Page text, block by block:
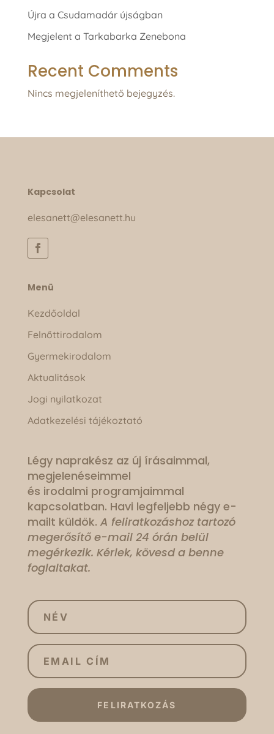
Újra a Csudamadár újságban
Megjelent a Tarkabarka Zenebona
Recent Comments
Nincs megjeleníthető bejegyzés.
Kapcsolat
elesanett@elesanett.hu
Menü
Kezdőoldal
Felnőttirodalom
Gyermekirodalom
Aktualitások
Jogi nyilatkozat
Adatkezelési tájékoztató
Légy naprakész az új írásaimmal,
megjelenéseimmel
és irodalmi programjaimmal
kapcsolatban. Havi legfeljebb négy e-
mailt küldök. A feliratkozáshoz tartozó
megerősítő e-mail 24 órán belül
megérkezik. Kérlek, kövesd a benne
foglaltakat.
FELIRATKOZÁS